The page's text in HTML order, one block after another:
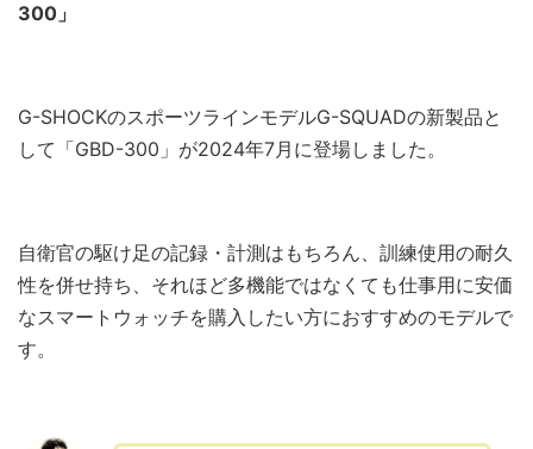
300」
G-SHOCKのスポーツラインモデルG-SQUADの新製品と
して「GBD-300」が2024年7月に登場しました。
自衛官の駆け足の記録・計測はもちろん、訓練使用の耐久
性を併せ持ち、それほど多機能ではなくても仕事用に安価
なスマートウォッチを購入したい方におすすめのモデルで
す。